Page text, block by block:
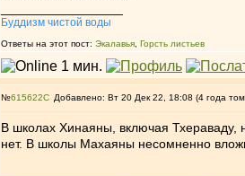
Буддизм чистой воды
Ответы на этот пост: Экалавья Горсть листьев
№615622 Добавлено: Вт 20 Дек 22, 18:08 (4 года
В школах Хинаяны, включая Тхераваду,
нет. В школы Махаяны несомненно